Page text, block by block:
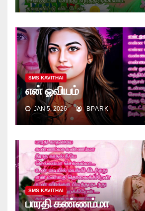
SMS KAVITHAI
என் ஓவியம்
JAN 5, 2026 BPARK
SMS KAVITHAI
பாரதி கண்ணம்மா